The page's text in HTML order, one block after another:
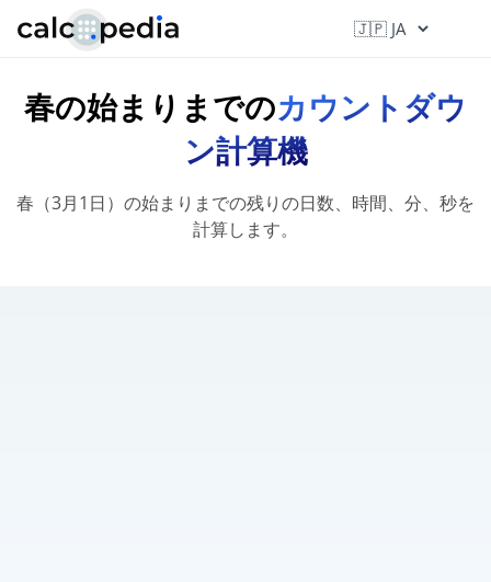
春の始まりまでのカウントダウ
ン計算機
春（3月1日）の始まりまでの残りの日数、時間、分、秒を
計算します。